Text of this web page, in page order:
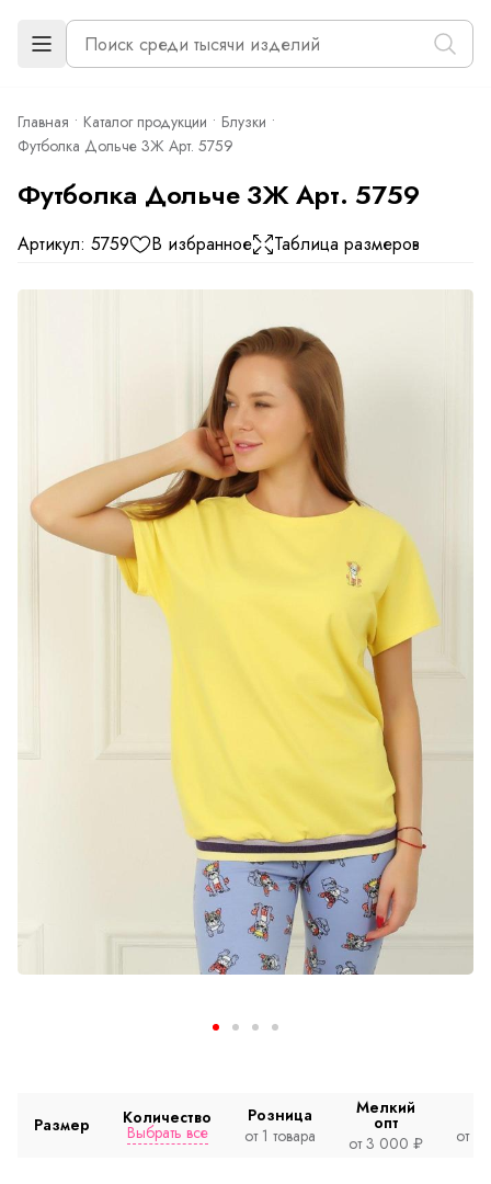
Главная Каталог продукции
Блузки
Футболка Дольче 3Ж Арт. 5759
Футболка Дольче 3Ж Арт. 5759
Артикул: 5759 В избранное Таблица размеров
Размер Количество
Выбрать все
Розница
от 1 товара
Мелкий
опт
от 3 000 ₽
от